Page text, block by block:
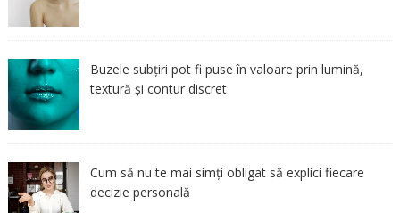
Buzele subțiri pot fi puse în valoare prin lumină,
textură și contur discret
Cum să nu te mai simți obligat să explici fiecare
decizie personală